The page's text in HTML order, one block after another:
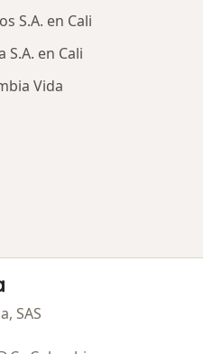
S.A. en Cali
en Cali
Vida
SAS